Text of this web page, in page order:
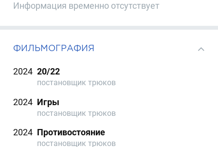
Информация временно отсутствует
ФИЛЬМОГРАФИЯ
2024 20/22
постановщик трюков
2024 Игры
постановщик трюков
2024 Противостояние
постановщик трюков